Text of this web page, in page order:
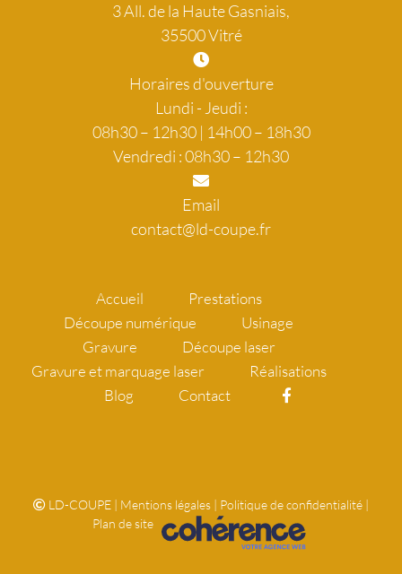
3 All. de la Haute Gasniais,
35500 Vitré
Horaires d'ouverture
Lundi - Jeudi :
08h30 – 12h30 | 14h00 – 18h30
Vendredi : 08h30 – 12h30
Email
contact@ld-coupe.fr
Accueil
Prestations
Découpe numérique
Usinage
Gravure
Découpe laser
Gravure et marquage laser
Réalisations
Blog
Contact
LD-COUPE | Mentions légales | Politique de confidentialité |
Plan de site